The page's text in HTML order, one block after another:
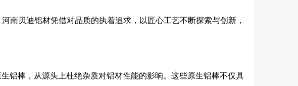
南贝迪铝材凭借对品质的执着追求，以匠心工艺不断探索与创新，
铝棒，从源头上杜绝杂质对铝材性能的影响。这些原生铝棒不仅具